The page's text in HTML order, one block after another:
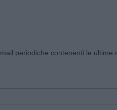
periodiche contenenti le ultime